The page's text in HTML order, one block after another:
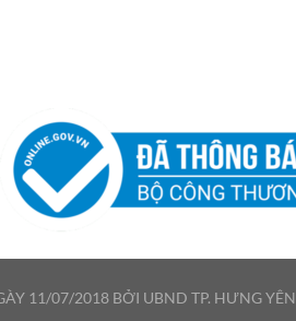
11/07/2018 BỞI UBND TP. HƯNG YÊN